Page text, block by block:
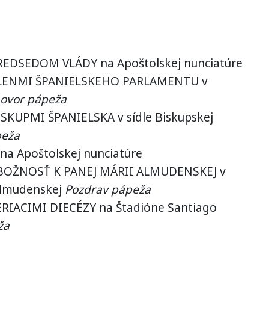
VLÁDY na Apoštolskej nunciatúre
ŠPANIELSKEHO PARLAMENTU v
pápeža
ŠPANIELSKA v sídle Biskupskej
Apoštolskej nunciatúre
K PANEJ MÁRII ALMUDENSKEJ v
Pozdrav pápeža
DIECÉZY na Štadióne Santiago